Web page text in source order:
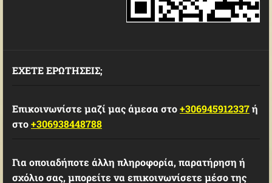
ΕΧΕΤΕ ΕΡΩΤΗΣΕΙΣ;
Επικοινωνίστε μαζί μας άμεσα στο+306945912337ή
στο+306938448788
Για οποιαδήποτε άλλη πληροφορία, παρατήρηση ή
σχόλιο σας, μπορείτε να επικοινωνίσετε μέσο της